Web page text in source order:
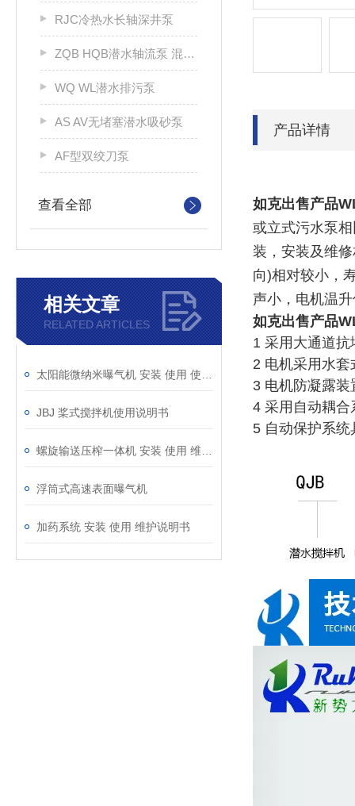
RJC冷热水长轴深井泵
ZQB HQB潜水轴流泵 混流泵
WQ WL潜水排污泵
AS AV无堵塞潜水吸砂泵
AF型双绞刀泵
查看全部
相关文章
RELATED ARTICLES
JBJ 桨式搅拌机使用说明书
浮筒式高速表面曝气机
加药系统 安装 使用 维护说明书
产品详情
如克出售产品
或立式污水泵
装，安装及维
向)相对较小，
声小，电机温升
如克出售产品
1 采用大通道
2 电机采用水
3 电机防凝露
4 采用自动耦
5 自动保护系